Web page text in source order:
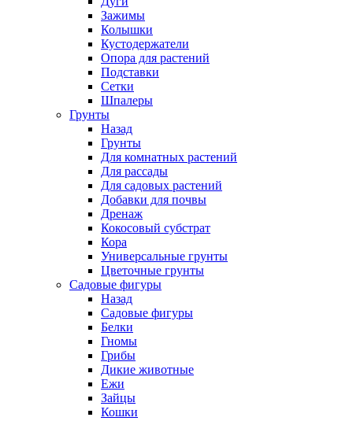
Зажимы
Колышки
Кустодержатели
Опора для растений
Подставки
Сетки
Шпалеры
Грунты
Назад
Грунты
Для комнатных растений
Для рассады
Для садовых растений
Добавки для почвы
Дренаж
Кокосовый субстрат
Кора
Универсальные грунты
Цветочные грунты
Садовые фигуры
Назад
Садовые фигуры
Белки
Гномы
Грибы
Дикие животные
Ежи
Зайцы
Кошки